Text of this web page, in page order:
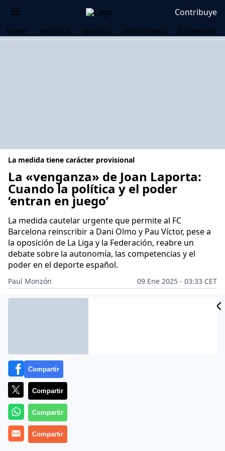
Contribuye
HOME POLÍTICA MUNDO PERIODISMO ECONOMÍA
La medida tiene carácter provisional
La «venganza» de Joan Laporta:
Cuando la política y el poder
‘entran en juego’
La medida cautelar urgente que permite al FC
Barcelona reinscribir a Dani Olmo y Pau Víctor, pese a
la oposición de La Liga y la Federación, reabre un
debate sobre la autonomía, las competencias y el
poder en el deporte español.
Paul Monzón
09 Ene 2025 - 03:33 CET
Archivado en: FÚTBOL JOAN LAPORTA ESTRUCH
Compartir
Compartir
Compartir
Compartir